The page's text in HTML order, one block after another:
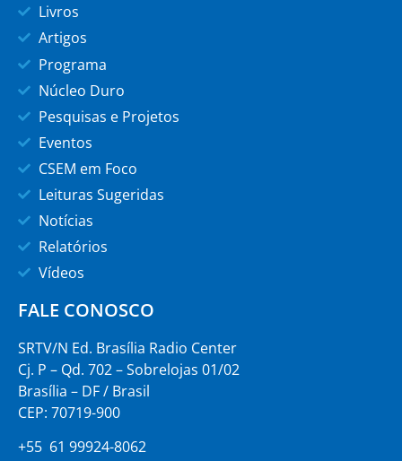
Livros
Artigos
Programa
Núcleo Duro
Pesquisas e Projetos
Eventos
CSEM em Foco
Leituras Sugeridas
Notícias
Relatórios
Vídeos
FALE CONOSCO
SRTV/N Ed. Brasília Radio Center
Cj. P – Qd. 702 – Sobrelojas 01/02
Brasília – DF / Brasil
CEP: 70719-900
+55 61 99924-8062